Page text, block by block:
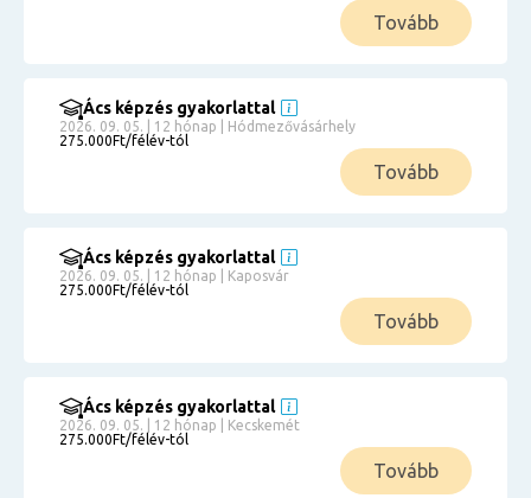
Tovább
Ács képzés gyakorlattal
2026. 09. 05. | 12 hónap | Hódmezővásárhely
275.000Ft/félév-tól
Tovább
Ács képzés gyakorlattal
2026. 09. 05. | 12 hónap | Kaposvár
275.000Ft/félév-tól
Tovább
Ács képzés gyakorlattal
2026. 09. 05. | 12 hónap | Kecskemét
275.000Ft/félév-tól
Tovább